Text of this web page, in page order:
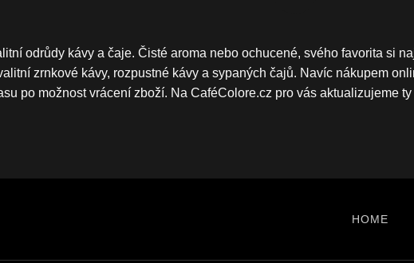
odrůdy kávy a čaje. Čisté aroma nebo ochucené, svého favorita si
zrnkové kávy, rozpustné kávy a sypaných čajů. Navíc nákupem
po možnost vrácení zboží. Na CaféColore.cz pro vás aktualizujeme ty
HOME